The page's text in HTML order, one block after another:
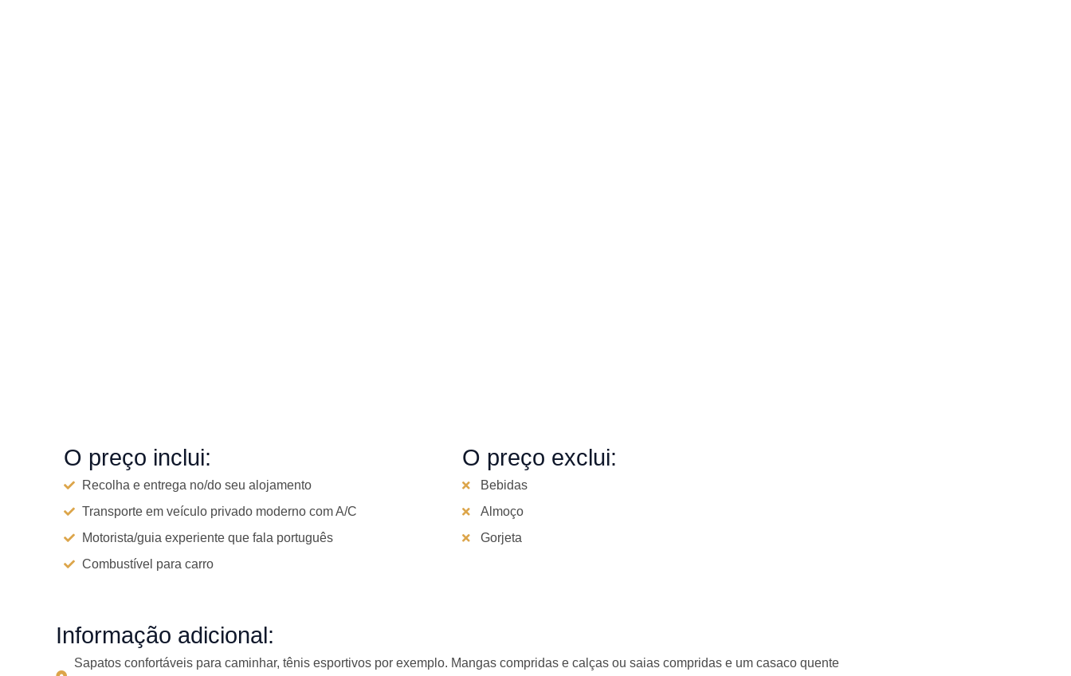
O preço inclui:
Recolha e entrega no/do seu alojamento
Transporte em veículo privado moderno com A/C
Motorista/guia experiente que fala português
Combustível para carro
O preço exclui:
Bebidas
Almoço
Gorjeta
Informação adicional:
Sapatos confortáveis para caminhar, tênis esportivos por exemplo. Mangas compridas e calças ou saias compridas e um casaco quente